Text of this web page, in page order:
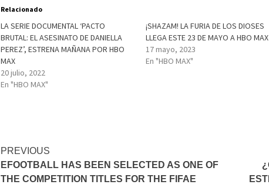
Relacionado
LA SERIE DOCUMENTAL ‘PACTO
BRUTAL: EL ASESINATO DE DANIELLA
PEREZ’, ESTRENA MAÑANA POR HBO
MAX
20 julio, 2022
En "HBO MAX"
¡SHAZAM! LA FURIA DE LOS DIOSES
LLEGA ESTE 23 DE MAYO A HBO MAX
17 mayo, 2023
En "HBO MAX"
Post
navigation
PREVIOUS
EFOOTBALL HAS BEEN SELECTED AS ONE OF
THE COMPETITION TITLES FOR THE FIFAE